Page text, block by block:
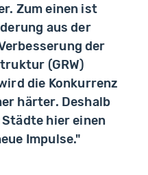
Zum einen ist
aus der
der
(GRW)
die Konkurrenz
härter. Deshalb
hier einen
Impulse."